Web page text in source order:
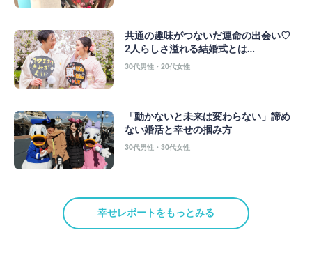
共通の趣味がつないだ運命の出会い♡
2人らしさ溢れる結婚式とは…
30代男性・20代女性
「動かないと未来は変わらない」諦め
ない婚活と幸せの掴み方
30代男性・30代女性
幸せレポートをもっとみる